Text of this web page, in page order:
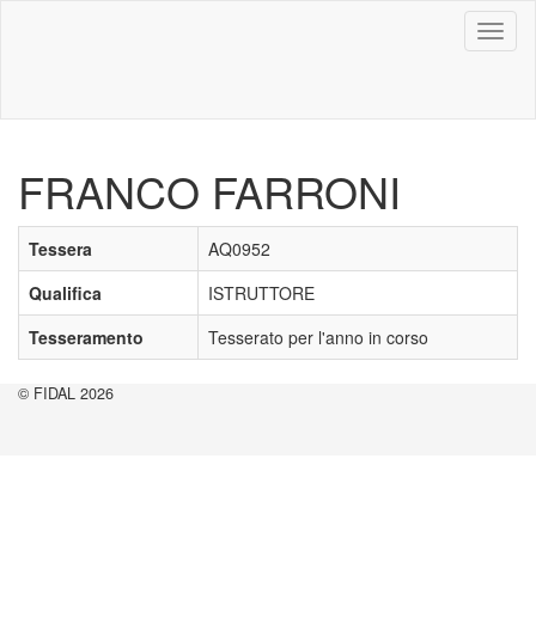
FRANCO FARRONI
Tessera
AQ0952
Qualifica
ISTRUTTORE
Tesseramento
Tesserato per l'anno in corso
© FIDAL 2026